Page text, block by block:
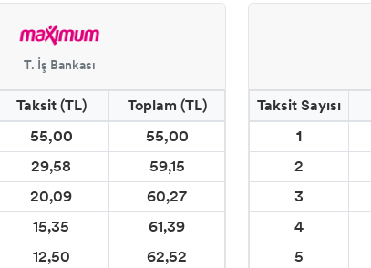
T. İş Bankası
Taksit (TL)
Toplam (TL)
55,00
55,00
29,58
59,15
20,09
60,27
15,35
61,39
12,50
62,52
Taksit Sayısı
1
2
3
4
5